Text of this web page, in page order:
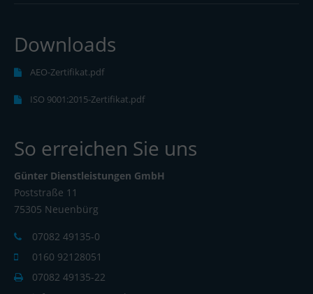
Downloads
AEO-Zertifikat.pdf
ISO 9001:2015-Zertifikat.pdf
So erreichen Sie uns
Günter Dienstleistungen GmbH
Poststraße 11
75305 Neuenbürg
07082 49135-0
0160 92128051
07082 49135-22